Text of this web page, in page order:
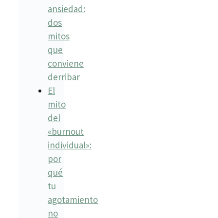
ansiedad:
dos
mitos
que
conviene
derribar
El
mito
del
«burnout
individual»:
por
qué
tu
agotamiento
no